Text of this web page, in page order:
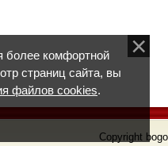
Copyright
более комфортной
страниц сайта, вы
файлов cookies.